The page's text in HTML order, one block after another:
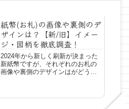
紙幣(お札)の画像や裏側のデ
ザインは？【新/旧】イメー
ジ・図柄を徹底調査！
2024年から新しく刷新が決まった
新紙幣ですが、それぞれのお札の
画像や裏側のデザインはがどうな